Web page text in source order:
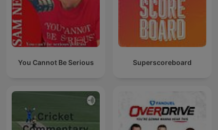
You Cannot Be Serious Superscoreboard